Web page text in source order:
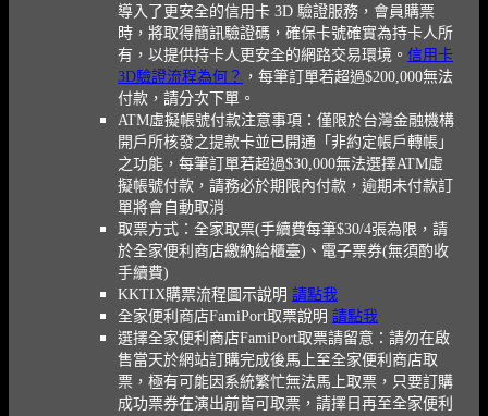
導入了更安全的信用卡 3D 驗證服務，會員購票
時，將取得簡訊驗證碼，確保卡號確實為持卡人所
有，以提供持卡人更安全的網路交易環境。 信用卡
3D驗證流程為何？ ，每筆訂單若超過$200,000無法
付款，請分次下單。
ATM虛擬帳號付款注意事項：僅限於台灣金融機構
開戶所核發之提款卡並已開通「非約定帳戶轉帳」
之功能，每筆訂單若超過$30,000無法選擇ATM虛
擬帳號付款，請務必於期限內付款，逾期未付款訂
單將會自動取消
取票方式：全家取票(手續費每筆$30/4張為限，請
於全家便利商店繳納給櫃臺)、電子票券(無須酌收
手續費)
KKTIX購票流程圖示說明 請點我
全家便利商店FamiPort取票說明 請點我
選擇全家便利商店FamiPort取票請留意：請勿在啟
售當天於網站訂購完成後馬上至全家便利商店取
票，極有可能因系統繁忙無法馬上取票，只要訂購
成功票券在演出前皆可取票，請擇日再至全家便利